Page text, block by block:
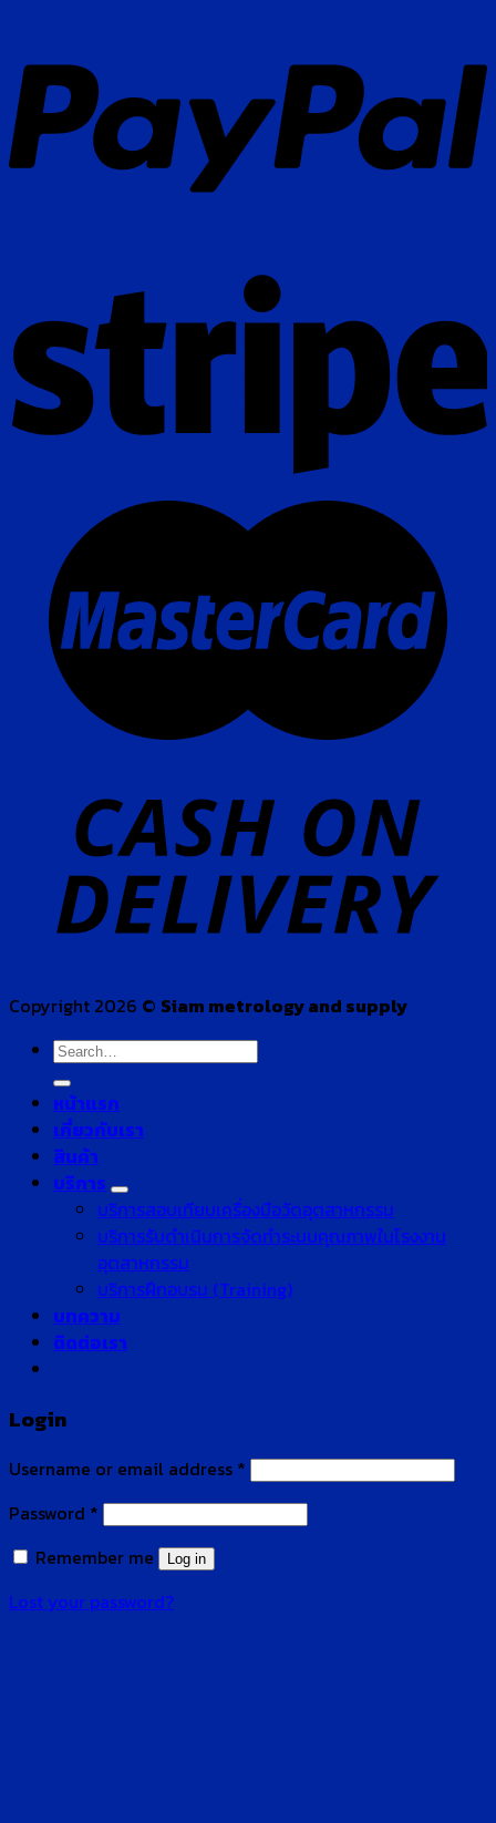
Copyright 2026 © Siam metrology and supply
Search
for:
หน้าแรก
เกี่ยวกับเรา
สินค้า
บริการ
บริการสอบเทียบเครื่องมือวัดอุตสาหกรรม
บริการรับดำเนินการจัดทำระบบคุณภาพในโรงงาน
อุตสาหกรรม
บริการฝึกอบรม (Training)
บทความ
ติดต่อเรา
Login
Username or email address *
Password *
Remember me
Log in
Lost your password?